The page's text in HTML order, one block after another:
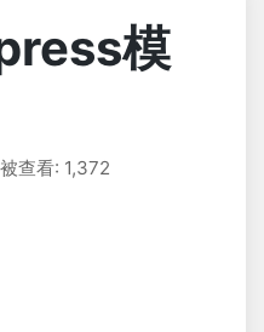
模
被查看: 1,372